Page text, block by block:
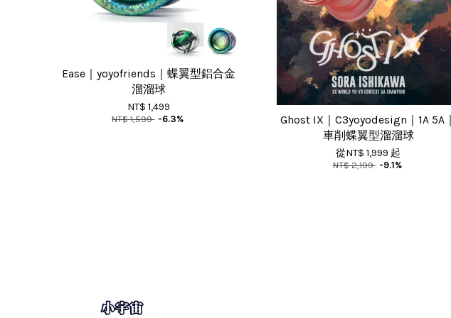
Ease｜yoyofriends｜蝶翼型鋁合金
溜溜球
NT$ 1,499
NT$ 1,599 -6.3%
Ghost IX｜C3yoyodesign｜1A 5A｜
車削蝶翼型溜溜球
從NT$ 1,999 起
NT$ 2,199 -9.1%